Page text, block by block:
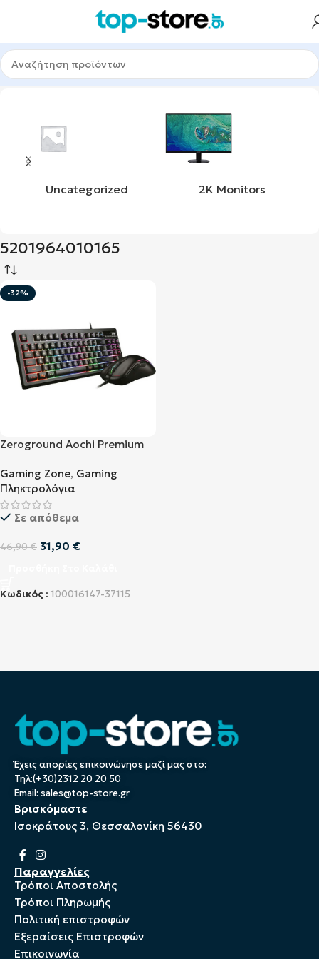
Αρχική σελίδα Προϊόν upc 5201964010165
Uncategorized 2K Monitors
5201964010165
-32%
Zeroground Aochi Premium
Gaming Zone, Gaming
Πληκτρολόγια
Σε απόθεμα
46,90€ 31,90 €
Κωδικός : 100016147-37115
Έχεις απορίες επικοινώνησε μαζί μας στο:
Τηλ:(+30)2312 20 20 50
Email: sales@top-store.gr
Βρισκόμαστε
Ισοκράτους 3, Θεσσαλονίκη 56430
Παραγγελίες
Τρόποι Αποστολής
Τρόποι Πληρωμής
Πολιτική επιστροφών
Εξεραίσεις Επιστροφών
Επικοινωνία